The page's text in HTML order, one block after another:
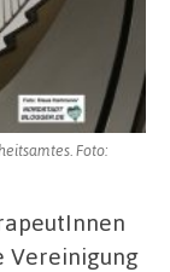
Foto:
Vereinigung